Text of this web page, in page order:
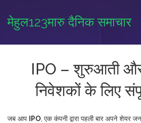
मेहुल123मारु दैनिक समाचार
IPO – शुरुआती
निवेशकों के लिए
जब आप IPO एक कंपनी द्वारा पहली बार अपने शेयर